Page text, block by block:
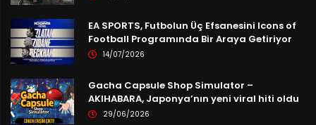
EA SPORTS, Futbolun Üç Efsanesini Icons of
Football Programında Bir Araya Getiriyor
14/07/2026
Gacha Capsule Shop Simulator –
AKIHABARA, Japonya’nın yeni viral hiti oldu
29/06/2026